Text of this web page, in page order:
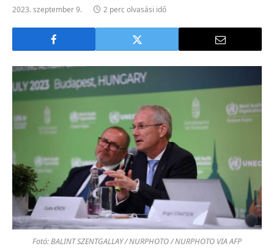
2023. szeptember 9. 2 perc olvasási idő
Fotó: BALINT SZENTGALLAY / NURPHOTO / NURPHOTO VIA AFP